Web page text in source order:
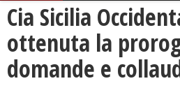
Cia Sicilia
ottenuta la
domande e